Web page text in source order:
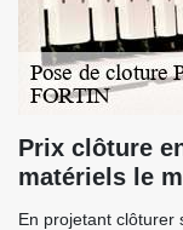
Prix clôture
matériels le
En projetant clôturer